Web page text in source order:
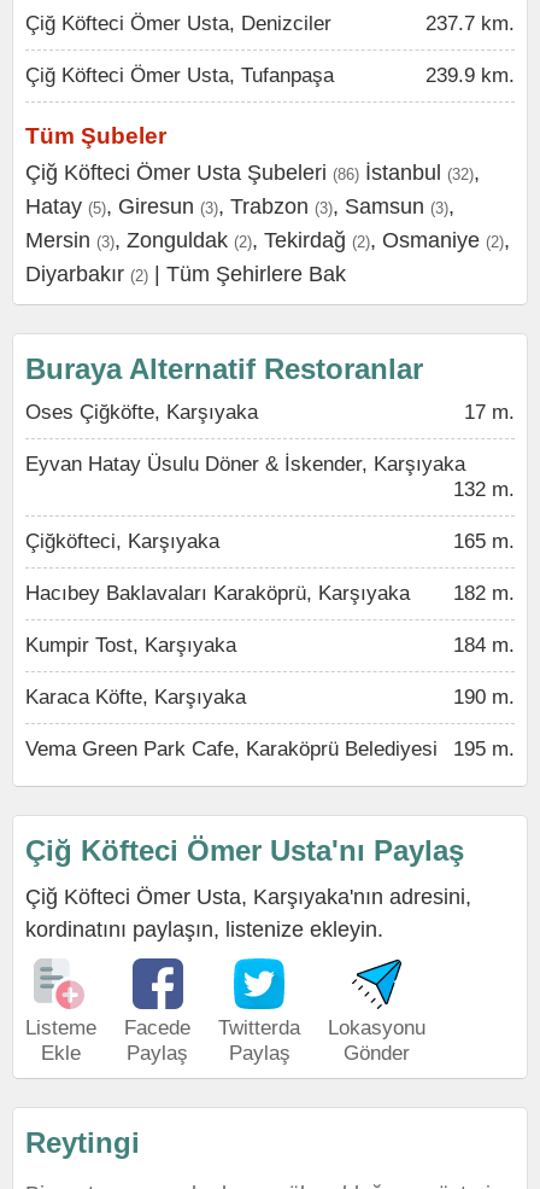
Çiğ Köfteci Ömer Usta, Denizciler 237.7 km.
Çiğ Köfteci Ömer Usta, Tufanpaşa 239.9 km.
Tüm Şubeler
Çiğ Köfteci Ömer Usta Şubeleri (86) İstanbul (32),
Hatay (5), Giresun (3), Trabzon (3), Samsun (3),
Mersin (3), Zonguldak (2), Tekirdağ (2), Osmaniye (2),
Diyarbakır (2) Tüm Şehirlere Bak
Buraya Alternatif Restoranlar
Oses Çiğköfte, Karşıyaka 17 m.
Eyvan Hatay Üsulu Döner & İskender, Karşıyaka
132 m.
Çiğköfteci, Karşıyaka 165 m.
Hacıbey Baklavaları Karaköprü, Karşıyaka 182 m.
Kumpir Tost, Karşıyaka 184 m.
Karaca Köfte, Karşıyaka 190 m.
Vema Green Park Cafe, Karaköprü Belediyesi 195 m.
Çiğ Köfteci Ömer Usta'nı Paylaş
Çiğ Köfteci Ömer Usta, Karşıyaka'nın adresini,
kordinatını paylaşın, listenize ekleyin.
Listeme
Ekle
Facede
Paylaş
Twitterda
Paylaş
Lokasyonu
Gönder
Reytingi